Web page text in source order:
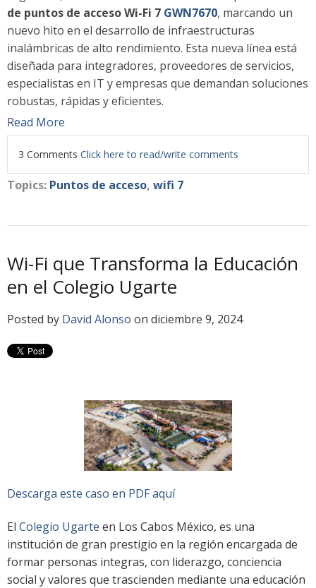
de puntos de acceso Wi-Fi 7 GWN7670, marcando un
nuevo hito en el desarrollo de infraestructuras
inalámbricas de alto rendimiento. Esta nueva línea está
diseñada para integradores, proveedores de servicios,
especialistas en IT y empresas que demandan soluciones
robustas, rápidas y eficientes.
Read More
3 Comments Click here to read/write comments
Topics: Puntos de acceso, wifi 7
Wi-Fi que Transforma la Educación
en el Colegio Ugarte
Posted by David Alonso on diciembre 9, 2024
Descarga este caso en PDF aquí
El Colegio Ugarte en Los Cabos México, es una
institución de gran prestigio en la región encargada de
formar personas integras, con liderazgo, conciencia
social y valores que trascienden mediante una educación